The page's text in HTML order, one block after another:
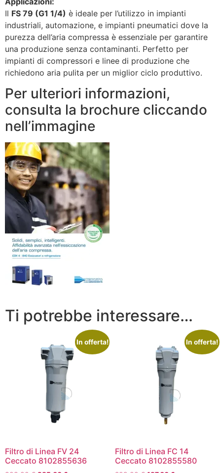
Il FS 79 (G1 1/4) è ideale per l’utilizzo in impianti
industriali, automazione, e impianti pneumatici dove la
purezza dell’aria compressa è essenziale per garantire
una produzione senza contaminanti. Perfetto per
impianti di compressori e linee di produzione che
richiedono aria pulita per un miglior ciclo produttivo.
Per ulteriori informazioni,
consulta la brochure cliccando
nell’immagine
Ti potrebbe interessare…
In offerta!
Filtro di Linea FV 24
Ceccato 8102855636
In offerta!
Filtro di Linea FC 14
Ceccato 8102855580